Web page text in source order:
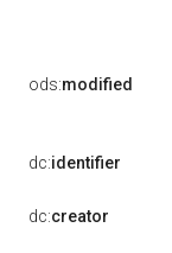
ods:modified
dc:identifier
dc:creator